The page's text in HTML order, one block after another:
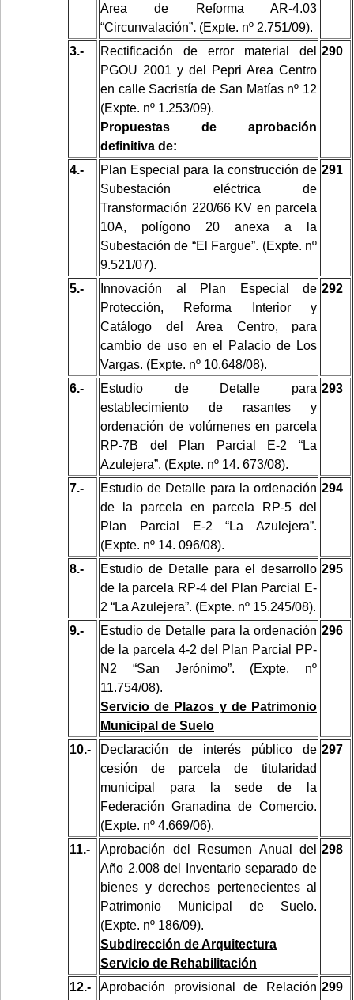
Area de Reforma AR-4.03
“Circunvalación”. (Expte. nº 2.751/09).
3.-
Rectificación de error material del
PGOU 2001 y del Pepri Area Centro
en calle Sacristía de San Matías nº 12
(Expte. nº 1.253/09).
Propuestas de aprobación
definitiva de:
290
4.-
Plan Especial para la construcción de
Subestación eléctrica de
Transformación 220/66 KV en parcela
10A, polígono 20 anexa a la
Subestación de “El Fargue”. (Expte. nº
9.521/07).
291
5.-
Innovación al Plan Especial de
Protección, Reforma Interior y
Catálogo del Area Centro,
para
cambio de uso en el Palacio de Los
Vargas. (Expte. nº 10.648/08).
292
6.-
Estudio de Detalle para
establecimiento de rasantes y
ordenación de volúmenes en parcela
RP-7B del Plan Parcial E-2 “La
Azulejera”. (Expte. nº 14. 673/08).
293
7.-
Estudio de Detalle para la ordenación
de la parcela
en parcela RP-5 del
Plan Parcial E-2 “La Azulejera”.
(Expte. nº 14. 096/08).
294
8.-
Estudio de Detalle para el desarrollo
de la parcela RP-4 del Plan Parcial E-
2 “La Azulejera”. (Expte. nº 15.245/08).
295
9.-
Estudio de Detalle para la ordenación
de la parcela 4-2 del Plan Parcial PP-
N2 “San Jerónimo”. (Expte. nº
11.754/08).
Servicio de Plazos y de Patrimonio
Municipal de Suelo
296
10.-
Declaración de interés público de
cesión de parcela de titularidad
municipal para la sede de la
Federación Granadina de Comercio.
(Expte. nº 4.669/06).
297
11.-
Aprobación del Resumen Anual del
Año 2.008 del Inventario separado de
bienes y derechos pertenecientes al
Patrimonio Municipal de Suelo.
(Expte. nº 186/09).
Subdirección de Arquitectura
Servicio de Rehabilitación
298
12.-
Aprobación provisional de Relación 299